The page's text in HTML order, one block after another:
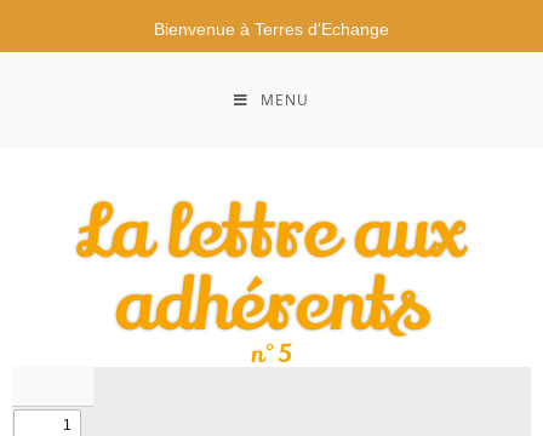
Bienvenue à Terres d'Echange
MENU
La lettre aux
adhérents
n°5